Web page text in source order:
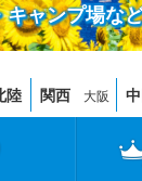
ャンプ場な
陸 関西 大阪